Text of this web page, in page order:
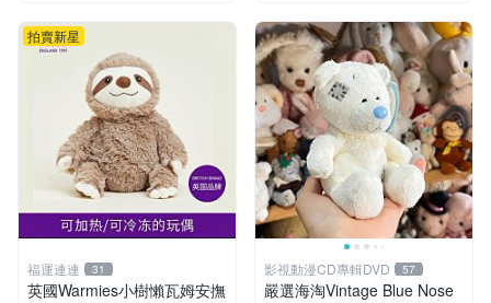
拍賣新星
福運連連 31
英國Warmies小樹懶瓦姆安撫
影視動漫CD專輯DVD 57
嚴選海淘Vintage Blue Nose